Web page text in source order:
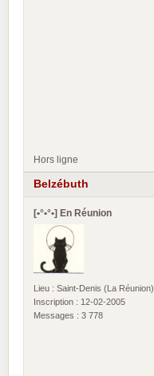
Hors ligne
Belzébuth
[•°•°•] En Réunion
Lieu : Saint-Denis (La Réunion)
Inscription : 12-02-2005
Messages : 3 778